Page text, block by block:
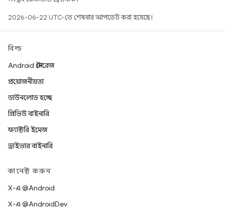
2026-06-22 UTC-তে শেষবার আপডেট করা হয়েছে।
বিল্ড
Android স্টোরেজ
প্রয়োজনীয়তা
ডাউনলোড হচ্ছে
প্রিভিউ বাইনারি
ফ্যাক্টরি ইমেজ
ড্রাইভার বাইনারি
কানেক্ট করুন
X-এ @Android
X-এ @AndroidDev